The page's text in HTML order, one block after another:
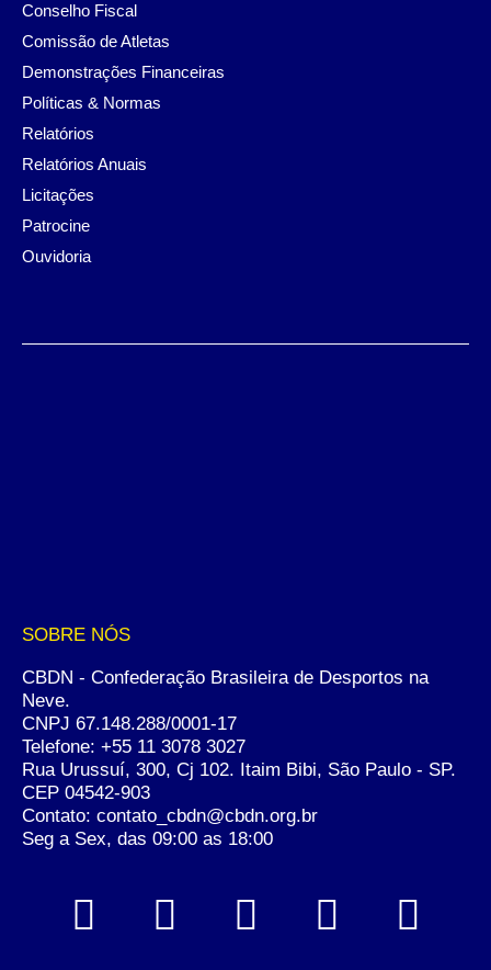
Conselho Fiscal
Comissão de Atletas
Demonstrações Financeiras
Políticas & Normas
Relatórios
Relatórios Anuais
Licitações
Patrocine
Ouvidoria
SOBRE NÓS
CBDN - Confederação Brasileira de Desportos na
Neve.
CNPJ 67.148.288/0001-17
Telefone: +55 11 3078 3027
Rua Urussuí, 300, Cj 102. Itaim Bibi, São Paulo - SP.
CEP 04542-903
Contato: contato_cbdn@cbdn.org.br
Seg a Sex, das 09:00 as 18:00